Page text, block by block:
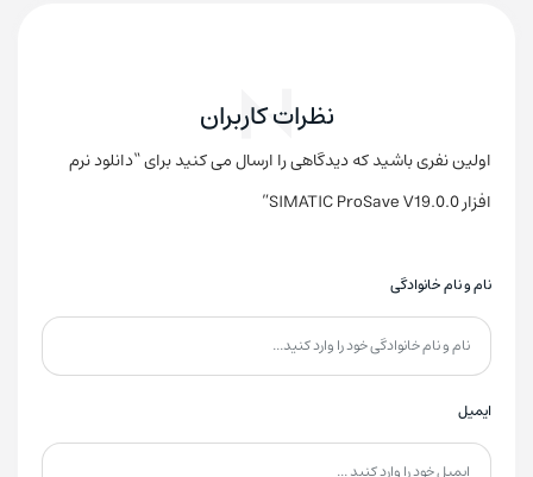
نظرات کاربران
اولین نفری باشید که دیدگاهی را ارسال می کنید برای “دانلود نرم
افزار SIMATIC ProSave V19.0.0”
نام و نام خانوادگی
ایمیل